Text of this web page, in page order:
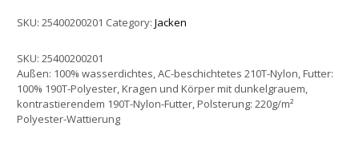
SKU:25400200201 Category:Jacken
SKU:25400200201
Außen: 100% wasserdichtes, AC-beschichtetes 210T-Nylon, Futter:
100% 190T-Polyester, Kragen und Körper mit dunkelgrauem,
kontrastierendem 190T-Nylon-Futter, Polsterung: 220g/m²
Polyester-Wattierung